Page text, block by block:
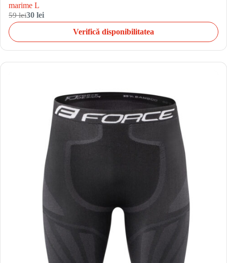
marime L
59 lei30 lei
Verifică disponibilitatea